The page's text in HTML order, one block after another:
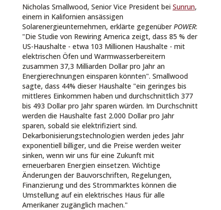
Nicholas Smallwood, Senior Vice President bei Sunrun,
einem in Kalifornien ansässigen
Solarenergieunternehmen, erklärte gegenüberPOWER:
"Die Studie von Rewiring America zeigt, dass 85 % der
US-Haushalte - etwa 103 Millionen Haushalte - mit
elektrischen Öfen und Warmwasserbereitern
zusammen 37,3 Milliarden Dollar pro Jahr an
Energierechnungen einsparen könnten". Smallwood
sagte, dass 44% dieser Haushalte "ein geringes bis
mittleres Einkommen haben und durchschnittlich 377
bis 493 Dollar pro Jahr sparen würden. Im Durchschnitt
werden die Haushalte fast 2.000 Dollar pro Jahr
sparen, sobald sie elektrifiziert sind.
Dekarbonisierungstechnologien werden jedes Jahr
exponentiell billiger, und die Preise werden weiter
sinken, wenn wir uns für eine Zukunft mit
erneuerbaren Energien einsetzen. Wichtige
Änderungen der Bauvorschriften, Regelungen,
Finanzierung und des Strommarktes können die
Umstellung auf ein elektrisches Haus für alle
Amerikaner zugänglich machen."